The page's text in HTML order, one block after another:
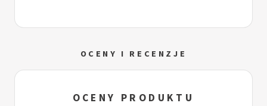
OCENY I RECENZJE
OCENY PRODUKTU